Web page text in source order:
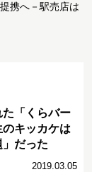
携へ－駅売店は
「くらバー
キッカケは
だった
2019.03.05